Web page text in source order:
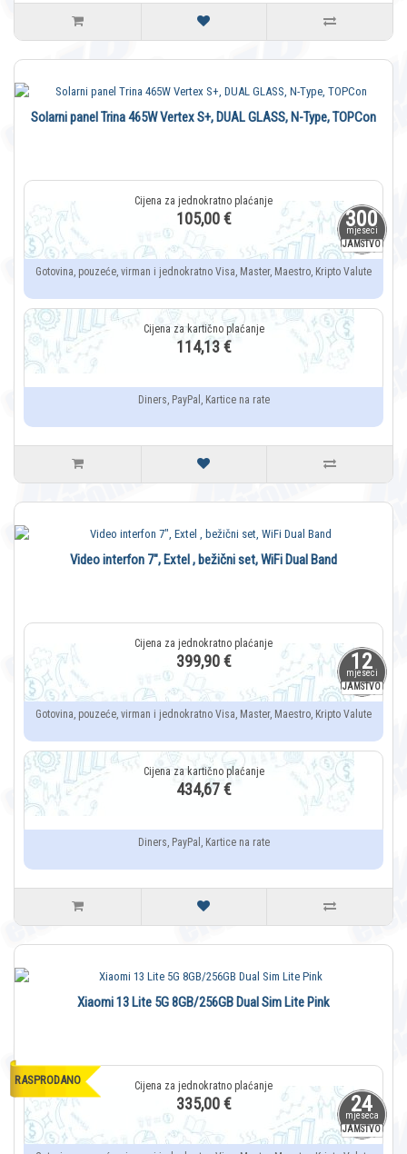
300
mjeseci
JAMSTVO
Solarni panel Trina 465W Vertex S+, DUAL GLASS, N-Type, TOPCon
105,00 €
Gotovina, pouzeće, virman i jednokratno Visa, Master, Maestro, Kripto Valute
114,13 €
Diners, PayPal, Kartice na rate
12
mjeseci
JAMSTVO
Video interfon 7", Extel , bežični set, WiFi Dual Band
399,90 €
Gotovina, pouzeće, virman i jednokratno Visa, Master, Maestro, Kripto Valute
434,67 €
Diners, PayPal, Kartice na rate
24
mjeseca
JAMSTVO
RASPRODANO
Xiaomi 13 Lite 5G 8GB/256GB Dual Sim Lite Pink
335,00 €